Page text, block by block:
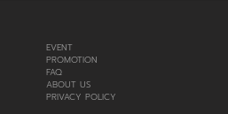
EVENT
PROMOTION
FAQ
ABOUT US
PRIVACY POLICY